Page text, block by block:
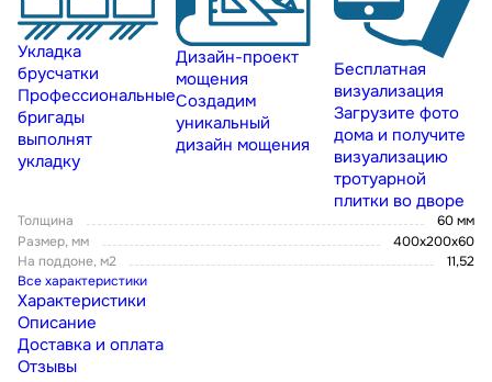
Укладка
брусчатки
Профессиональные
бригады
выполнят
укладку
Дизайн-проект
мощения
Создадим
уникальный
дизайн мощения
Бесплатная
визуализация
Загрузите фото
дома и получите
визуализацию
тротуарной
плитки во дворе
Толщина
60 мм
Размер, мм
400х200х60
На поддоне, м2
11,52
Все характеристики
Характеристики
Описание
Доставка и оплата
Отзывы